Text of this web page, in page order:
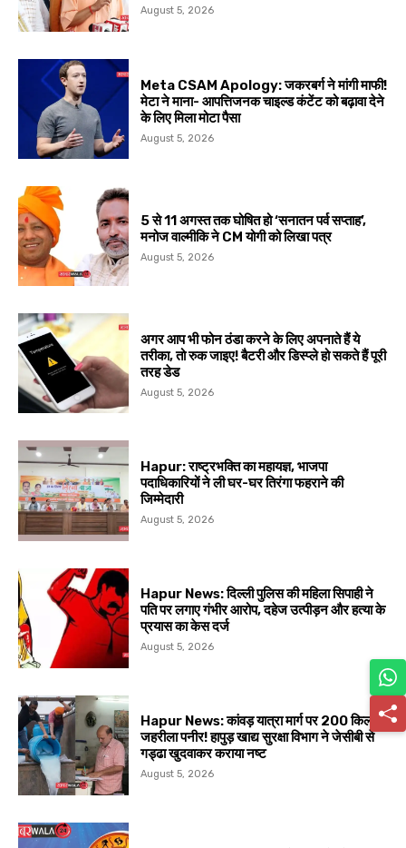
August 5, 2026
Meta CSAM Apology: जकरबर्ग ने मांगी माफी!
मेटा ने माना- आपत्तिजनक चाइल्ड कंटेंट को बढ़ावा देने
के लिए मिला मोटा पैसा
August 5, 2026
5 से 11 अगस्त तक घोषित हो ‘सनातन पर्व सप्ताह’,
मनोज वाल्मीकि ने CM योगी को लिखा पत्र
August 5, 2026
अगर आप भी फोन ठंडा करने के लिए अपनाते हैं ये
तरीका, तो रुक जाइए! बैटरी और डिस्प्ले हो सकते हैं पूरी
तरह डेड
August 5, 2026
Hapur: राष्ट्रभक्ति का महायज्ञ, भाजपा
पदाधिकारियों ने ली घर-घर तिरंगा फहराने की
जिम्मेदारी
August 5, 2026
Hapur News: दिल्ली पुलिस की महिला सिपाही ने
पति पर लगाए गंभीर आरोप, दहेज उत्पीड़न और हत्या के
प्रयास का केस दर्ज
August 5, 2026
Hapur News: कांवड़ यात्रा मार्ग पर 200 किलो
जहरीला पनीर! हापुड़ खाद्य सुरक्षा विभाग ने जेसीबी से
गड्ढा खुदवाकर कराया नष्ट
August 5, 2026